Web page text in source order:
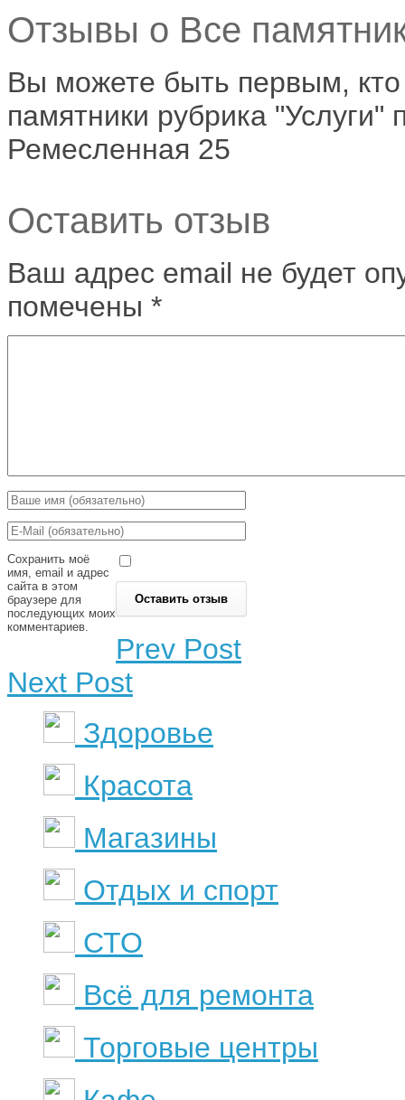
Отзывы о Все
Вы можете быть первым,
памятники рубрика "Услуги"
Ремесленная 25
Оставить отзыв
Ваш адрес email не будет
помечены *
Сохранить моё
имя, email и адрес
сайта в этом
браузере для
последующих моих
комментариев.
Prev Post
Next Post
Здоровье
Красота
Магазины
Отдых и спорт
СТО
Всё для ремонта
Торговые центры